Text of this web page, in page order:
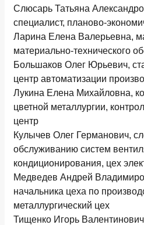
Слюсарь Татьяна
специалист, планово-
Ларина Елена Валерьевна,
материально-технического
Большаков Олег Юрьевич,
центр автоматизации
Лукина Елена Михайловна,
цветной металлургии,
центр
Кулычев Олег Германович,
обслуживанию систем
кондиционирования, цех
Медведев Андрей
начальника цеха по
металлургический цех
Тищенко Игорь